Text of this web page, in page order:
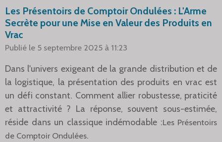
Les Présentoirs de Comptoir Ondulées : L'Arme
Secrète pour une Mise en Valeur des Produits en
Vrac
Publié le 5 septembre 2025 à 11:23
Dans l'univers exigeant de la grande distribution et de
la logistique, la présentation des produits en vrac est
un défi constant. Comment allier robustesse, praticité
et attractivité ? La réponse, souvent sous-estimée,
réside dans un classique indémodable :Les Présentoirs
de Comptoir Ondulées.